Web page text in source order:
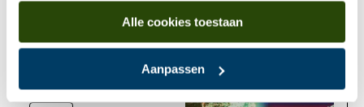
Alle cookies toestaan
Aanpassen
Is found in